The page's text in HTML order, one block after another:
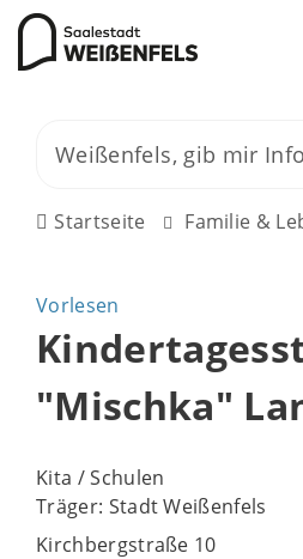
Startseite Familie &
Vorlesen
"Mischka"
Kita / Schulen
Träger: Stadt Weißenfels
Kirchbergstraße 10